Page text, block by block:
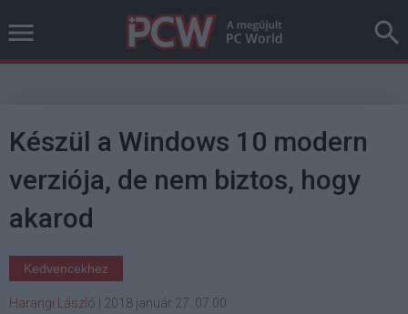
Készül a Windows 10 modern
verziója, de nem biztos, hogy
akarod
Kedvencekhez
Harangi László 2018 január 27. 07:00